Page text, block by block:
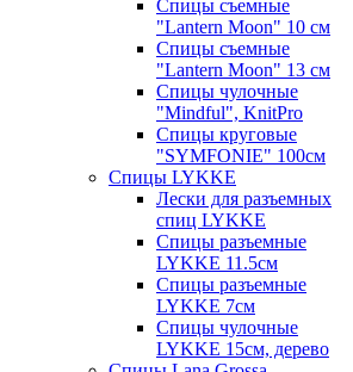
Спицы съемные
"Lantern Moon" 10 см
Спицы съемные
"Lantern Moon" 13 см
Спицы чулочные
"Mindful", KnitPro
Спицы круговые
"SYMFONIE" 100см
Спицы LYKKE
Лески для разъемных
спиц LYKKE
Спицы разъемные
LYKKE 11.5см
Спицы разъемные
LYKKE 7см
Спицы чулочные
LYKKE 15см, дерево